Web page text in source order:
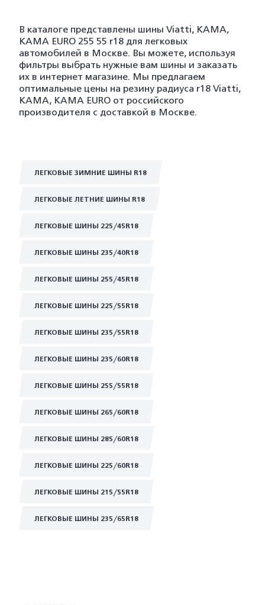
В каталоге представлены шины Viatti, KAMA,
KAMA EURO 255 55 r18 для легковых
автомобилей в Москве. Вы можете, используя
фильтры выбрать нужные вам шины и заказать
их в интернет магазине. Мы предлагаем
оптимальные цены на резину радиуса r18 Viatti,
KAMA, KAMA EURO от российского
производителя с доставкой в Москве.
ЛЕГКОВЫЕ ЗИМНИЕ ШИНЫ R18
ЛЕГКОВЫЕ ЛЕТНИЕ ШИНЫ R18
ЛЕГКОВЫЕ ШИНЫ 225/45R18
ЛЕГКОВЫЕ ШИНЫ 235/40R18
ЛЕГКОВЫЕ ШИНЫ 255/45R18
ЛЕГКОВЫЕ ШИНЫ 225/55R18
ЛЕГКОВЫЕ ШИНЫ 235/55R18
ЛЕГКОВЫЕ ШИНЫ 235/60R18
ЛЕГКОВЫЕ ШИНЫ 255/55R18
ЛЕГКОВЫЕ ШИНЫ 265/60R18
ЛЕГКОВЫЕ ШИНЫ 285/60R18
ЛЕГКОВЫЕ ШИНЫ 225/60R18
ЛЕГКОВЫЕ ШИНЫ 215/55R18
ЛЕГКОВЫЕ ШИНЫ 235/65R18